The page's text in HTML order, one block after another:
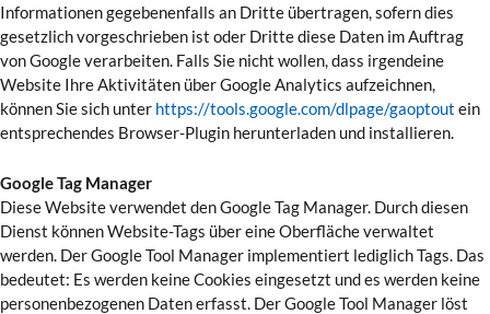
Informationen gegebenenfalls an Dritte übertragen, sofern dies
gesetzlich vorgeschrieben ist oder Dritte diese Daten im Auftrag
von Google verarbeiten. Falls Sie nicht wollen, dass irgendeine
Website Ihre Aktivitäten über Google Analytics aufzeichnen,
können Sie sich unter https://tools.google.com/dlpage/gaoptout ein
entsprechendes Browser-Plugin herunterladen und installieren.
Google Tag Manager
Diese Website verwendet den Google Tag Manager. Durch diesen
Dienst können Website-Tags über eine Oberfläche verwaltet
werden. Der Google Tool Manager implementiert lediglich Tags. Das
bedeutet: Es werden keine Cookies eingesetzt und es werden keine
personenbezogenen Daten erfasst. Der Google Tool Manager löst